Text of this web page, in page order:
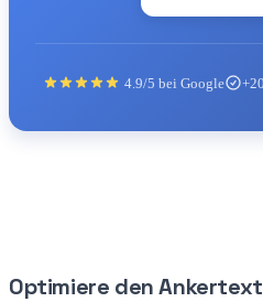
4.9/5 bei Google
Optimiere den Ankertext